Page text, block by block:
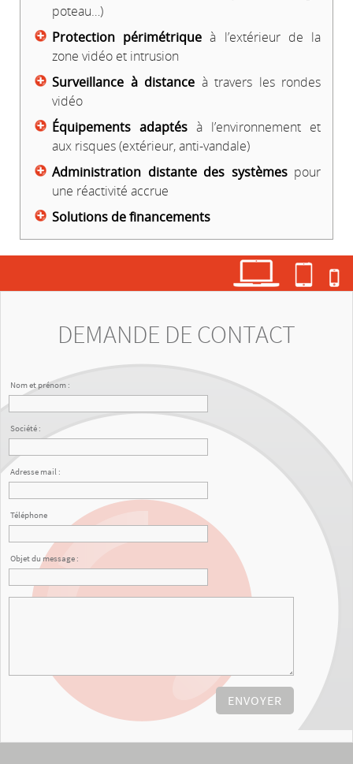
poteau…)
Protection périmétrique à l’extérieur de la
zone vidéo et intrusion
Surveillance à distance à travers les rondes
vidéo
Équipements adaptés à l’environnement et
aux risques (extérieur, anti-vandale)
Administration distante des systèmespour
une réactivité accrue
Solutions de financements
aaaa
DEMANDE DE CONTACT
Nom et prénom :
Société :
Adresse mail :
Téléphone
Objet du message :
ENVOYER